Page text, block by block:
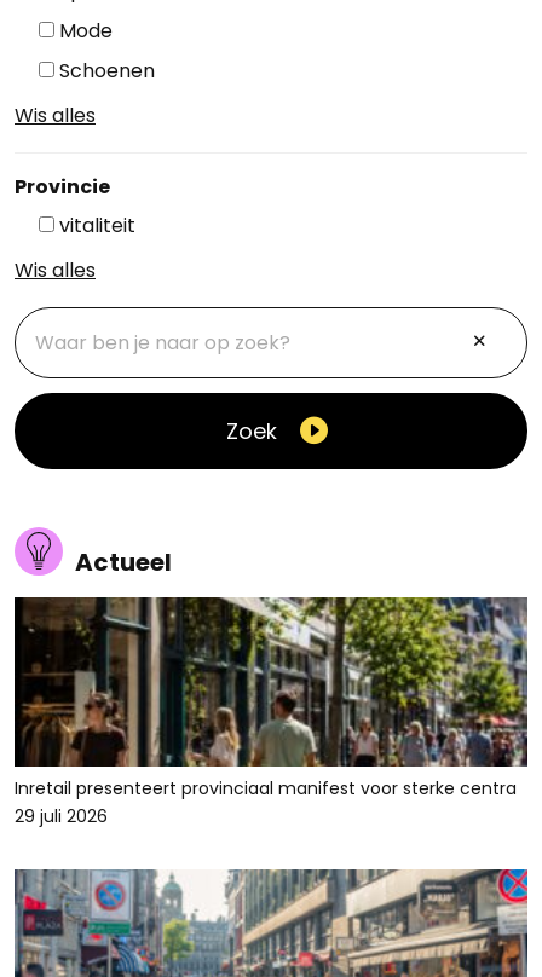
Mode
Schoenen
Wis alles
Provincie
vitaliteit
Wis alles
Zoek
Actueel
Inretail presenteert provinciaal manifest voor sterke centra
29 juli 2026